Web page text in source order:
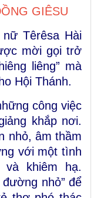
GIÊSU
Têrêsa Hài
mời gọi trở
liêng” mà
Hội Thánh.
công việc
khắp nơi.
nhỏ, âm thầm
với một tình
và khiêm hạ.
đường nhỏ” để